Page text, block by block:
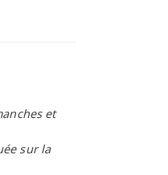
et
sur la